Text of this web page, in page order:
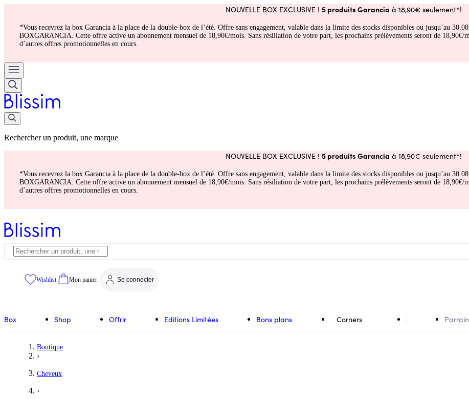
NOUVELLE BOX EXCLUSIVE ! 5 produits Garancia à 18,90€ seulement*!
*Vous recevrez la box Garancia à la place de la double-box de l’été. Offre sans engagement, valable dans la limite des stocks disponibles ou jusqu’au
BOXGARANCIA. Cette offre active un abonnement mensuel de 18,90€/mois. Sans résiliation de votre part, les prochains prélèvements seront de 18,90€/
d’autres offres promotionnelles en cours.
Rechercher un produit, une marque
NOUVELLE BOX EXCLUSIVE ! 5 produits Garancia à 18,90€ seulement*!
*Vous recevrez la box Garancia à la place de la double-box de l’été. Offre sans engagement, valable dans la limite des stocks disponibles ou jusqu’au
BOXGARANCIA. Cette offre active un abonnement mensuel de 18,90€/mois. Sans résiliation de votre part, les prochains prélèvements seront de 18,90€/
d’autres offres promotionnelles en cours.
Wishlist Mon panier Se connecter
Box Shop Offrir Editions Limitées Bons plans Corners
Boutique
›
Cheveux
›